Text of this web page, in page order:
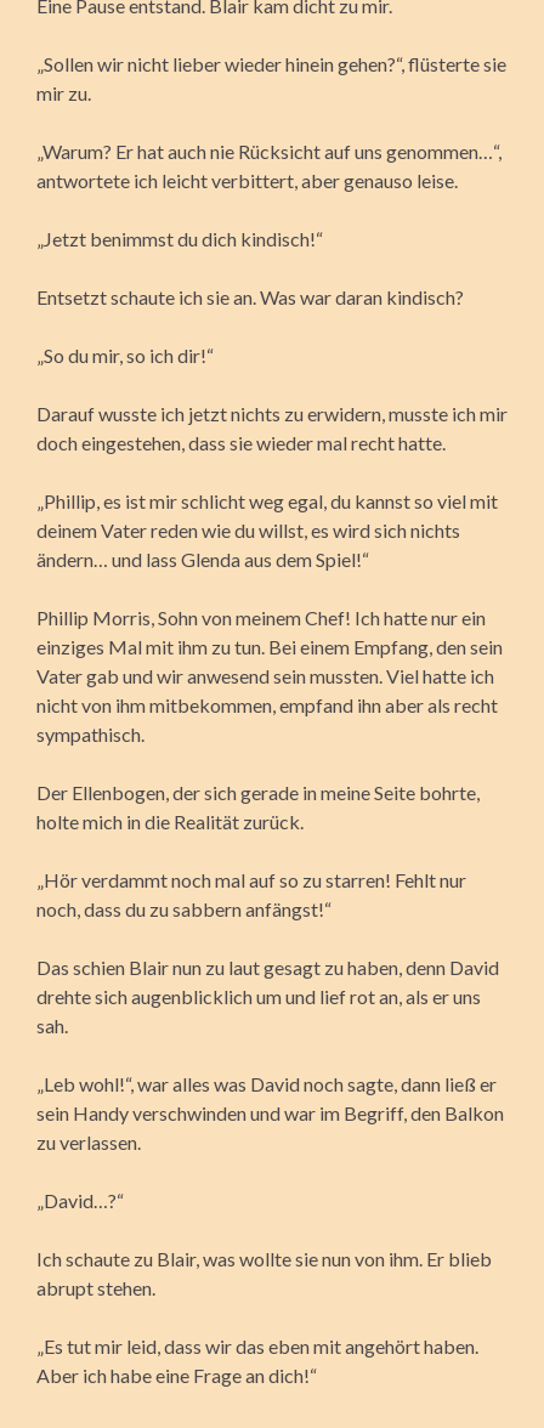
Eine Pause entstand. Blair kam dicht zu mir.
„Sollen wir nicht lieber wieder hinein gehen?“, flüsterte sie
mir zu.
„Warum? Er hat auch nie Rücksicht auf uns genommen…“,
antwortete ich leicht verbittert, aber genauso leise.
„Jetzt benimmst du dich kindisch!“
Entsetzt schaute ich sie an. Was war daran kindisch?
„So du mir, so ich dir!“
Darauf wusste ich jetzt nichts zu erwidern, musste ich mir
doch eingestehen, dass sie wieder mal recht hatte.
„Phillip, es ist mir schlicht weg egal, du kannst so viel mit
deinem Vater reden wie du willst, es wird sich nichts
ändern… und lass Glenda aus dem Spiel!“
Phillip Morris, Sohn von meinem Chef! Ich hatte nur ein
einziges Mal mit ihm zu tun. Bei einem Empfang, den sein
Vater gab und wir anwesend sein mussten. Viel hatte ich
nicht von ihm mitbekommen, empfand ihn aber als recht
sympathisch.
Der Ellenbogen, der sich gerade in meine Seite bohrte,
holte mich in die Realität zurück.
„Hör verdammt noch mal auf so zu starren! Fehlt nur
noch, dass du zu sabbern anfängst!“
Das schien Blair nun zu laut gesagt zu haben, denn David
drehte sich augenblicklich um und lief rot an, als er uns
sah.
„Leb wohl!“, war alles was David noch sagte, dann ließ er
sein Handy verschwinden und war im Begriff, den Balkon
zu verlassen.
„David…?“
Ich schaute zu Blair, was wollte sie nun von ihm. Er blieb
abrupt stehen.
„Es tut mir leid, dass wir das eben mit angehört haben.
Aber ich habe eine Frage an dich!“